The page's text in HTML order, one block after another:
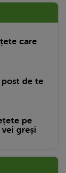
care
de te
pe
greși